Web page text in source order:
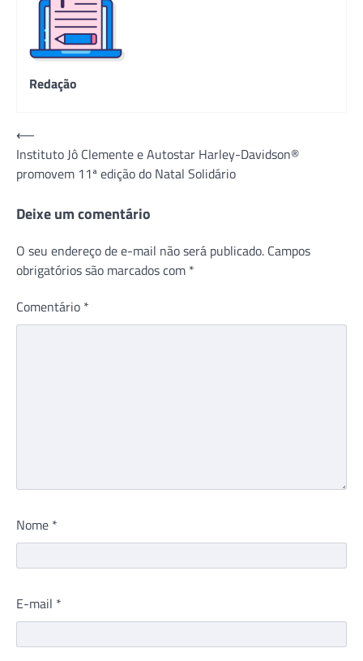
Redação
Navegação
de
Post
⟵
Instituto Jô Clemente e Autostar Harley-Davidson®
promovem 11ª edição do Natal Solidário
Deixe um comentário
O seu endereço de e-mail não será publicado. Campos
obrigatórios são marcados com *
Comentário *
Nome *
E-mail *